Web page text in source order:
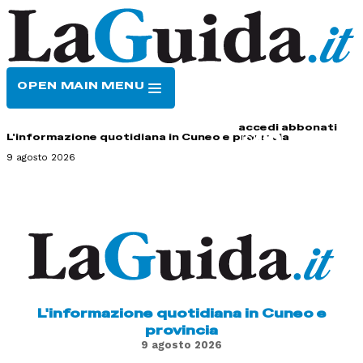
OPEN MAIN MENU
accedi abbonati
L'informazione quotidiana in Cuneo e provincia
9 agosto 2026
L'informazione quotidiana in Cuneo e
provincia
9 agosto 2026